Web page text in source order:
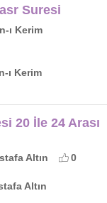
Suresi
ı Kerim
ı Kerim
20 İle 24 Arası
Altın
0
Altın